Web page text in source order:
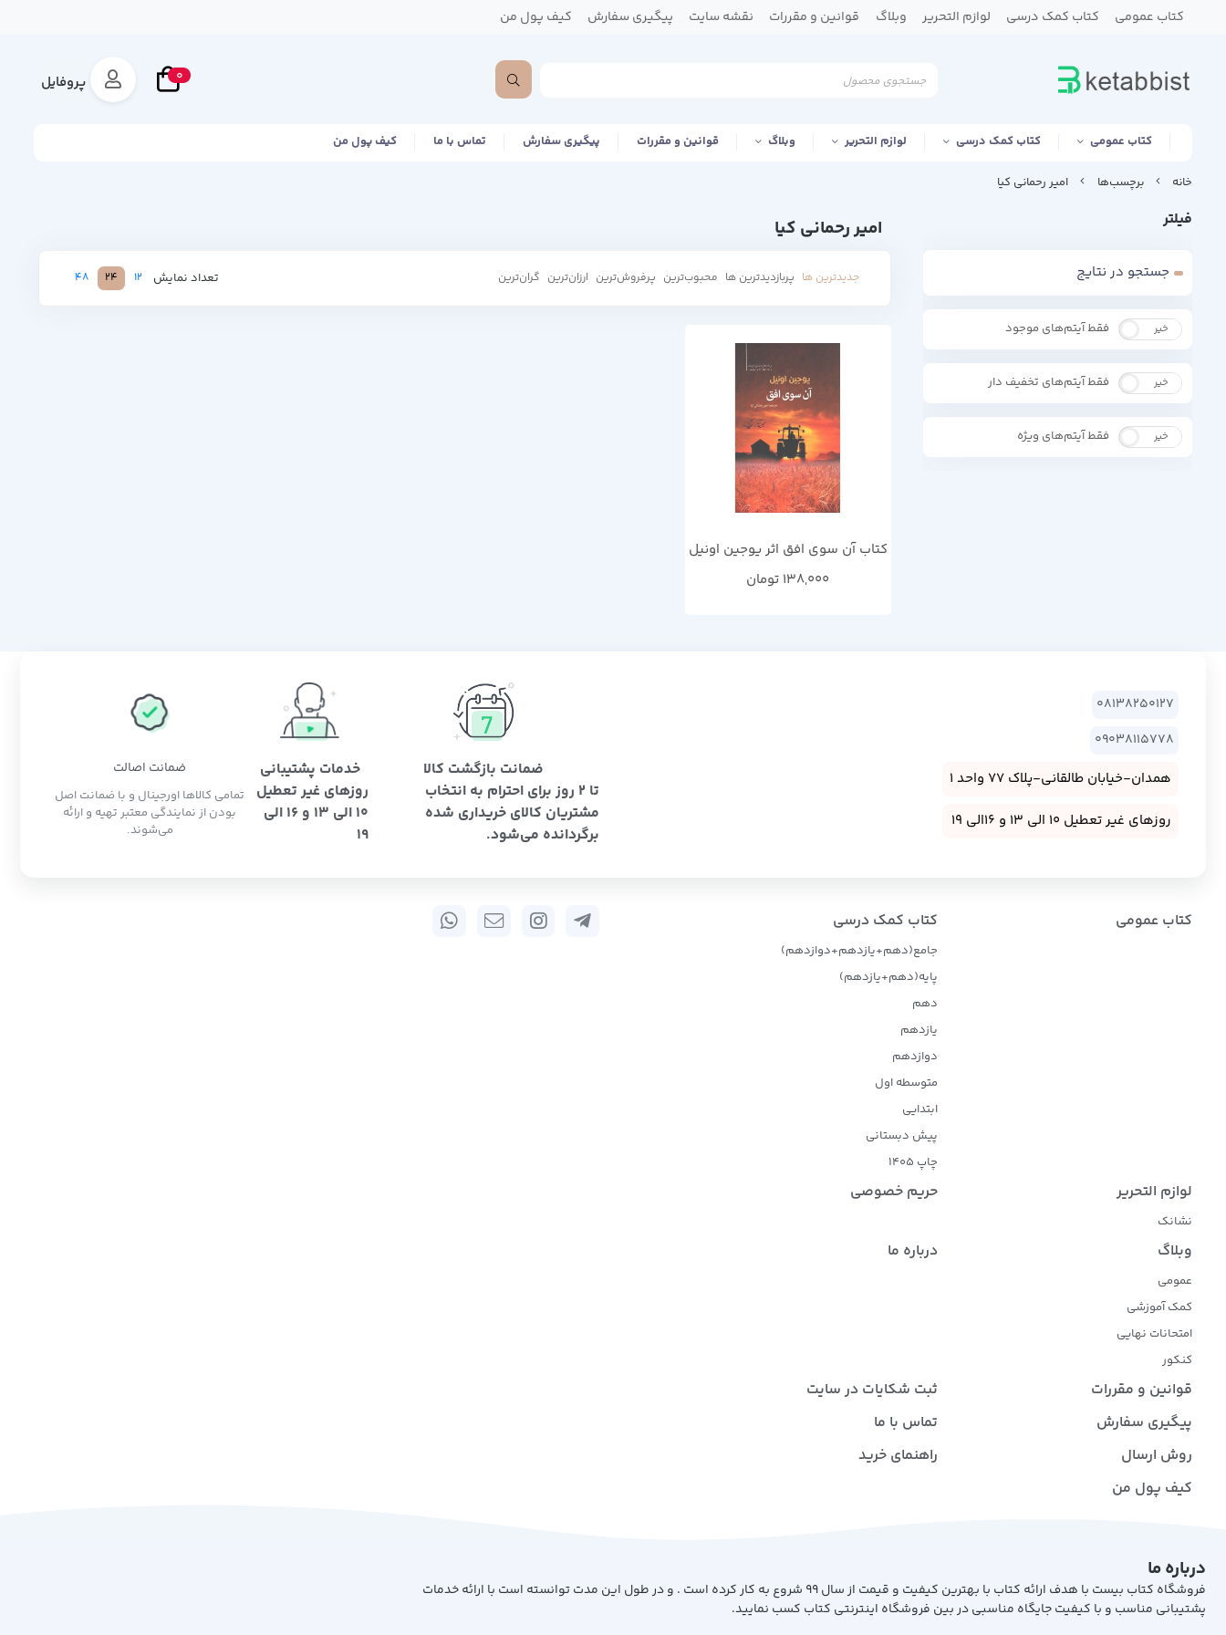
کتاب عمومی کتاب کمک درسی لوازم التحریر وبلاگ قوانین و مقررات نقشه سایت پیگیری سفارش کیف پول من
0 پروفایل
کتاب عمومی کتاب کمک درسی لوازم التحریر وبلاگ قوانین و مقررات پیگیری سفارش تماس با ما کیف پول من
خانه برچسب‌ها امیر رحمانی کیا
فیلتر
جستجو در نتایج
بله خیر فقط آیتم‌های موجود
بله خیر فقط آیتم‌های تخفیف دار
بله خیر فقط آیتم‌های ویژه
امیر رحمانی کیا
جدیدترین ها پربازدیدترین ها محبوب‌‌ترین پرفروش‌ترین ارزان‌ترین گران‌ترین تعداد نمایش 12
24
48
کتاب آن سوی افق اثر یوجین اونیل
138,000 تومان
08138250127
09038115778
همدان-خیابان طالقانی-پلاک 77 واحد 1
روزهای غیر تعطیل 10 الی 13 و 16الی 19
ضمانت بازگشت کالا
تا 2 روز برای احترام به انتخاب
مشتریان کالای خریداری شده
برگردانده می‌شود.
خدمات پشتیبانی
روزهای غیر تعطیل
10 الی 13 و 16 الی
19
ضمانت اصالت
تمامی کالاها اورجینال و با ضمانت اصل
بودن از نمایندگی معتبر تهیه و ارائه
می‌شوند.
کتاب عمومی کتاب کمک درسی
جامع(دهم+یازدهم+دوازدهم)
پایه(دهم+یازدهم)
دهم
یازدهم
دوازدهم
متوسطه اول
ابتدایی
پیش دبستانی
چاپ 1405
لوازم التحریر
نشانک
حریم خصوصی
وبلاگ
عمومی
کمک آموزشی
امتحانات نهایی
کنکور
درباره ما
قوانین و مقررات
ثبت شکایات در سایت
پیگیری سفارش
تماس با ما
روش ارسال
راهنمای خرید
کیف پول من
درباره ما
فروشگاه کتاب بیست با هدف ارائه کتاب با بهترین کیفیت و قیمت از سال 99 شروع به کار کرده است . و در طول این مدت توانسته است با ارائه خدمات
پشتیبانی مناسب و با کیفیت جایگاه مناسبی در بین فروشگاه اینترنتی کتاب کسب نمایید.